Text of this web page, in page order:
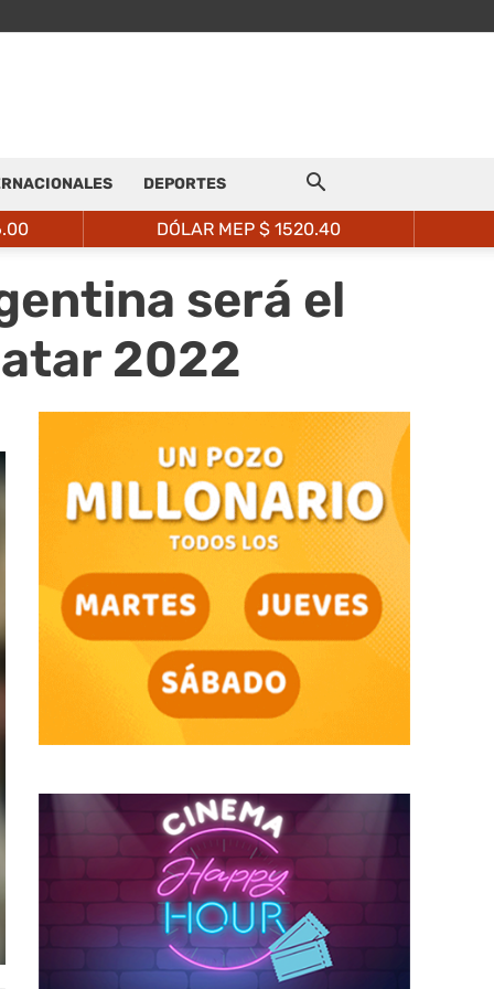
DEPORTES
DÓLAR MEP $ 1520.40
será el
2022